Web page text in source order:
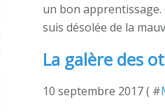
un bon apprentissage.
suis désolée de la
La galère des
10 septembre 2017 ( #